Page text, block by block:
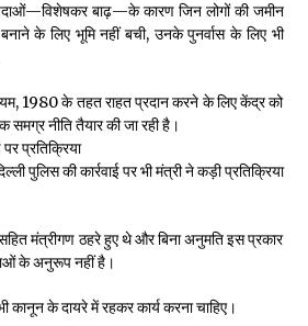
बाढ़—के कारण जिन लोगों की जमीन
के लिए भूमि नहीं बची, उनके पुनर्वास के लिए भी
1980 के तहत राहत प्रदान करने के लिए केंद्र को
नीति तैयार की जा रही है।
प्रतिक्रिया
पुलिस की कार्रवाई पर भी मंत्री ने कड़ी प्रतिक्रिया
मंत्रीगण ठहरे हुए थे और बिना अनुमति इस प्रकार
के अनुरूप नहीं है।
कानून के दायरे में रहकर कार्य करना चाहिए।